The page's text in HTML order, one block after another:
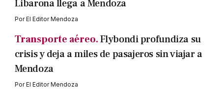
Libarona llega a Mendoza
PorEl Editor Mendoza
Transporte aéreo.Flybondi profundiza su
crisis y deja a miles de pasajeros sin viajar a
Mendoza
PorEl Editor Mendoza